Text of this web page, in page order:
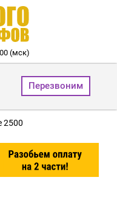
(мск)
Перезвоним
2500